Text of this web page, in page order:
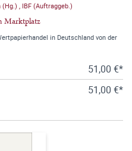
(Hg.) IBF (Auftraggeb.)
Marktplatz
in Deutschland von der
51,00 €*
51,00 €*